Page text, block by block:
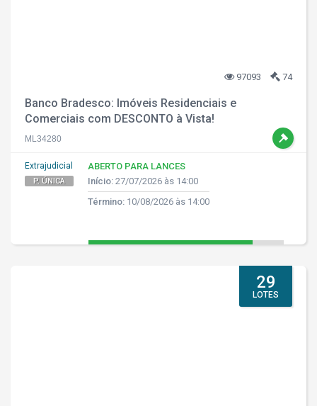
97093 74
Banco Bradesco: Imóveis Residenciais e
Comerciais com DESCONTO à Vista!
ML34280
Extrajudicial
P. ÚNICA
ABERTO PARA LANCES
Início: 27/07/2026 às 14:00
Término: 10/08/2026 às 14:00
29
LOTES